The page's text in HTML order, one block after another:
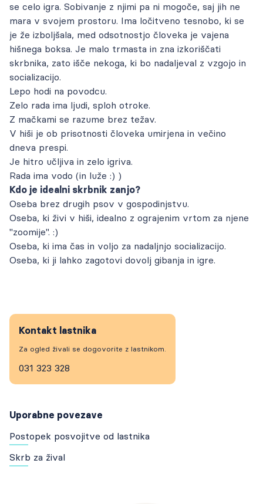
se celo igra. Sobivanje z njimi pa ni mogoče, saj jih ne
mara v svojem prostoru. Ima ločitveno tesnobo, ki se
je že izboljšala, med odsotnostjo človeka je vajena
hišnega boksa. Je malo trmasta in zna izkoriščati
skrbnika, zato išče nekoga, ki bo nadaljeval z vzgojo in
socializacijo.
Lepo hodi na povodcu.
Zelo rada ima ljudi, sploh otroke.
Z mačkami se razume brez težav.
V hiši je ob prisotnosti človeka umirjena in večino
dneva prespi.
Je hitro učljiva in zelo igriva.
Rada ima vodo (in luže :) )
Kdo je idealni skrbnik zanjo?
Oseba brez drugih psov v gospodinjstvu.
Oseba, ki živi v hiši, idealno z ograjenim vrtom za njene
"zoomije". :)
Oseba, ki ima čas in voljo za nadaljnjo socializacijo.
Oseba, ki ji lahko zagotovi dovolj gibanja in igre.
Kontakt lastnika
Za ogled živali se dogovorite z lastnikom.
031 323 328
Uporabne povezave
Postopek posvojitve od lastnika
Skrb za žival